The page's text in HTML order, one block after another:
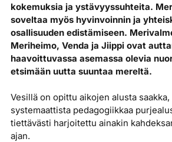
kokemuksia ja ystävyyssuhteita.
soveltaa myös hyvinvoinnin ja
osallisuuden edistämiseen.
Meriheimo, Venda ja Jiippi ovat
haavoittuvassa asemassa olevia
etsimään uutta suuntaa mereltä.
Vesillä on opittu aikojen alusta
systemaattista pedagogiikkaa
tiettävästi harjoitettu ainakin
ajan.